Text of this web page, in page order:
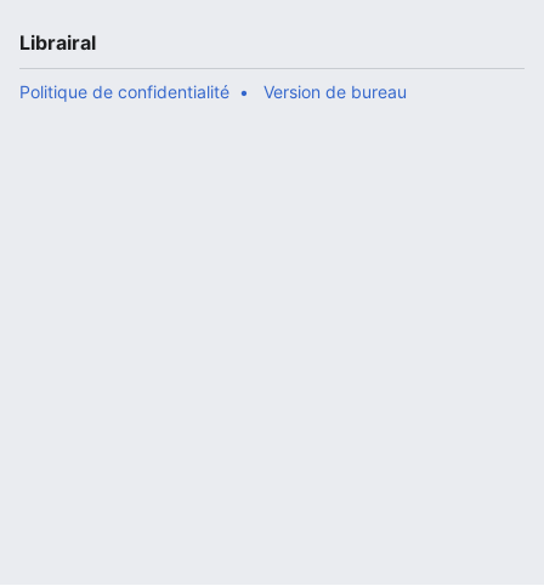
Librairal
Politique de confidentialité Version de bureau